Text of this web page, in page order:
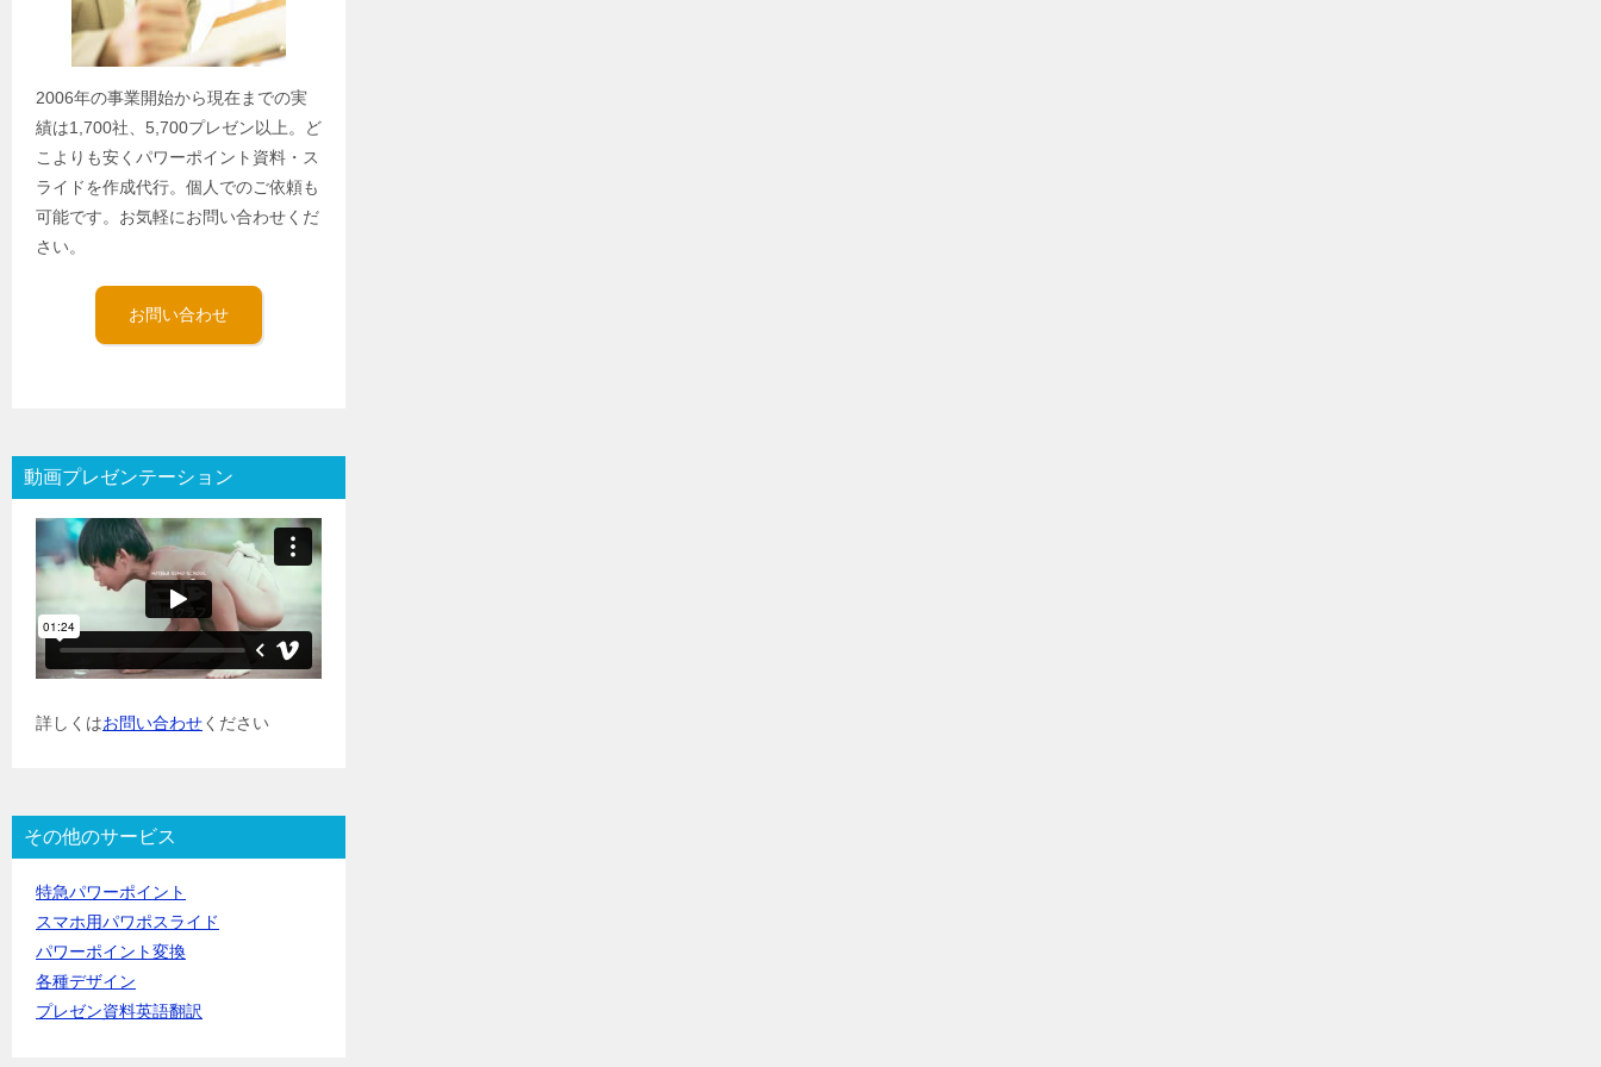
2006年の事業開始から現在までの実
績は1,700社、5,700プレゼン以上。ど
こよりも安くパワーポイント資料・ス
ライドを作成代行。個人でのご依頼も
可能です。お気軽にお問い合わせくだ
さい。
お問い合わせ
動画プレゼンテーション
詳しくはお問い合わせください
その他のサービス
特急パワーポイント
スマホ用パワポスライド
パワーポイント変換
各種デザイン
プレゼン資料英語翻訳